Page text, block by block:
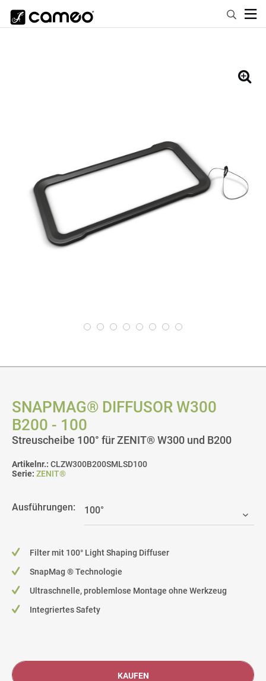
SNAPMAG® DIFFUSOR W300
B200 - 100
Streuscheibe 100° für ZENIT® W300 und B200
Artikelnr.: CLZW300B200SMLSD100
Serie: ZENIT®
Ausführungen:
Filter mit 100° Light Shaping Diffuser
SnapMag ® Technologie
Ultraschnelle, problemlose Montage ohne Werkzeug
Integriertes Safety
KAUFEN